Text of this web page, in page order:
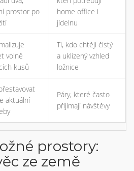
prostor po
home office i
jídelnu
volně
kusů
Ti, kdo chtějí čistý
a uklizený vzhled
ložnice
aktuální
Páry, které často
přijímají návštěvy
prostory:
ze země